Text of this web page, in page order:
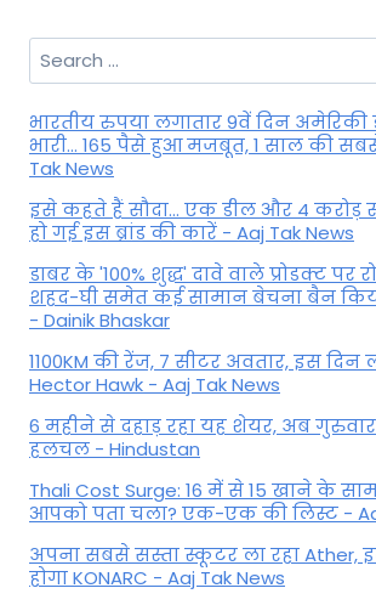
Search
for:
भारतीय रुपया लगातार 9वें दिन अमेरिकी
भारी... 165 पैसे हुआ मजबूत, 1 साल की
Tak News
इसे कहते हैं सौदा... एक डील और 4 करोड़
हो गई इस ब्रांड की कारें - Aaj Tak News
डाबर के '100% शुद्ध' दावे वाले प्रोडक्ट पर
शहद-घी समेत कई सामान बेचना बैन
- Dainik Bhaskar
1100KM की रेंज, 7 सीटर अवतार, इस दिन
Hector Hawk - Aaj Tak News
6 महीने से दहाड़ रहा यह शेयर, अब
हलचल - Hindustan
Thali Cost Surge: 16 में से 15 खाने के
आपको पता चला? एक-एक की लिस्ट -
अपना सबसे सस्ता स्कूटर ला रहा Ather,
होगा KONARC - Aaj Tak News